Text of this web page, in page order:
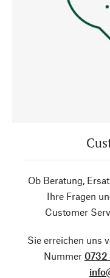
Ob Beratung,
Ihre Fragen
Customer
Sie erreichen uns
Nummer 0732